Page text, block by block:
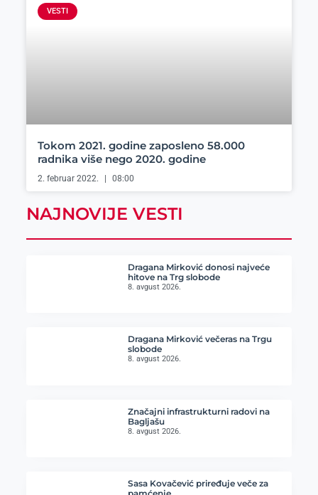
VESTI
Tokom 2021. godine zaposleno 58.000
radnika više nego 2020. godine
2. februar 2022. 08:00
NAJNOVIJE VESTI
Dragana Mirković donosi najveće
hitove na Trg slobode
8. avgust 2026.
Dragana Mirković večeras na Trgu
slobode
8. avgust 2026.
Značajni infrastrukturni radovi na
Bagljašu
8. avgust 2026.
Sasa Kovačević priređuje veče za